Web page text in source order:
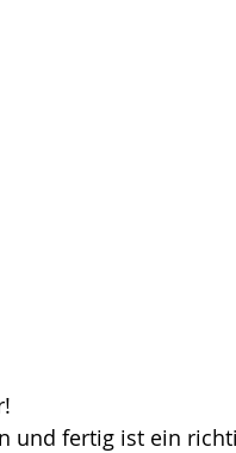
und fertig ist ein